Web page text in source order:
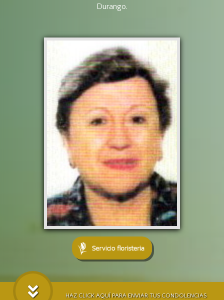
Durango.
HAZ CLICK AQUÍ PARA ENVIAR TUS CONDOLENCIAS